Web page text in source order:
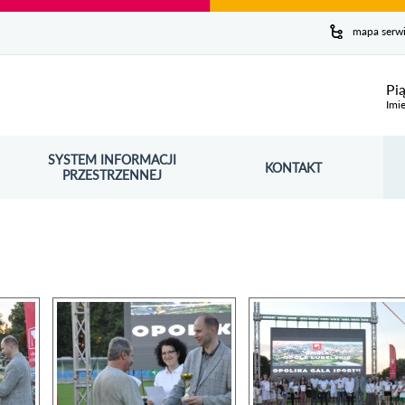
mapa
SYSTEM INFORMACJI
PRZESTRZENNEJ
OTWORZY SIĘ W NOWYM OKNIE KONTAKT